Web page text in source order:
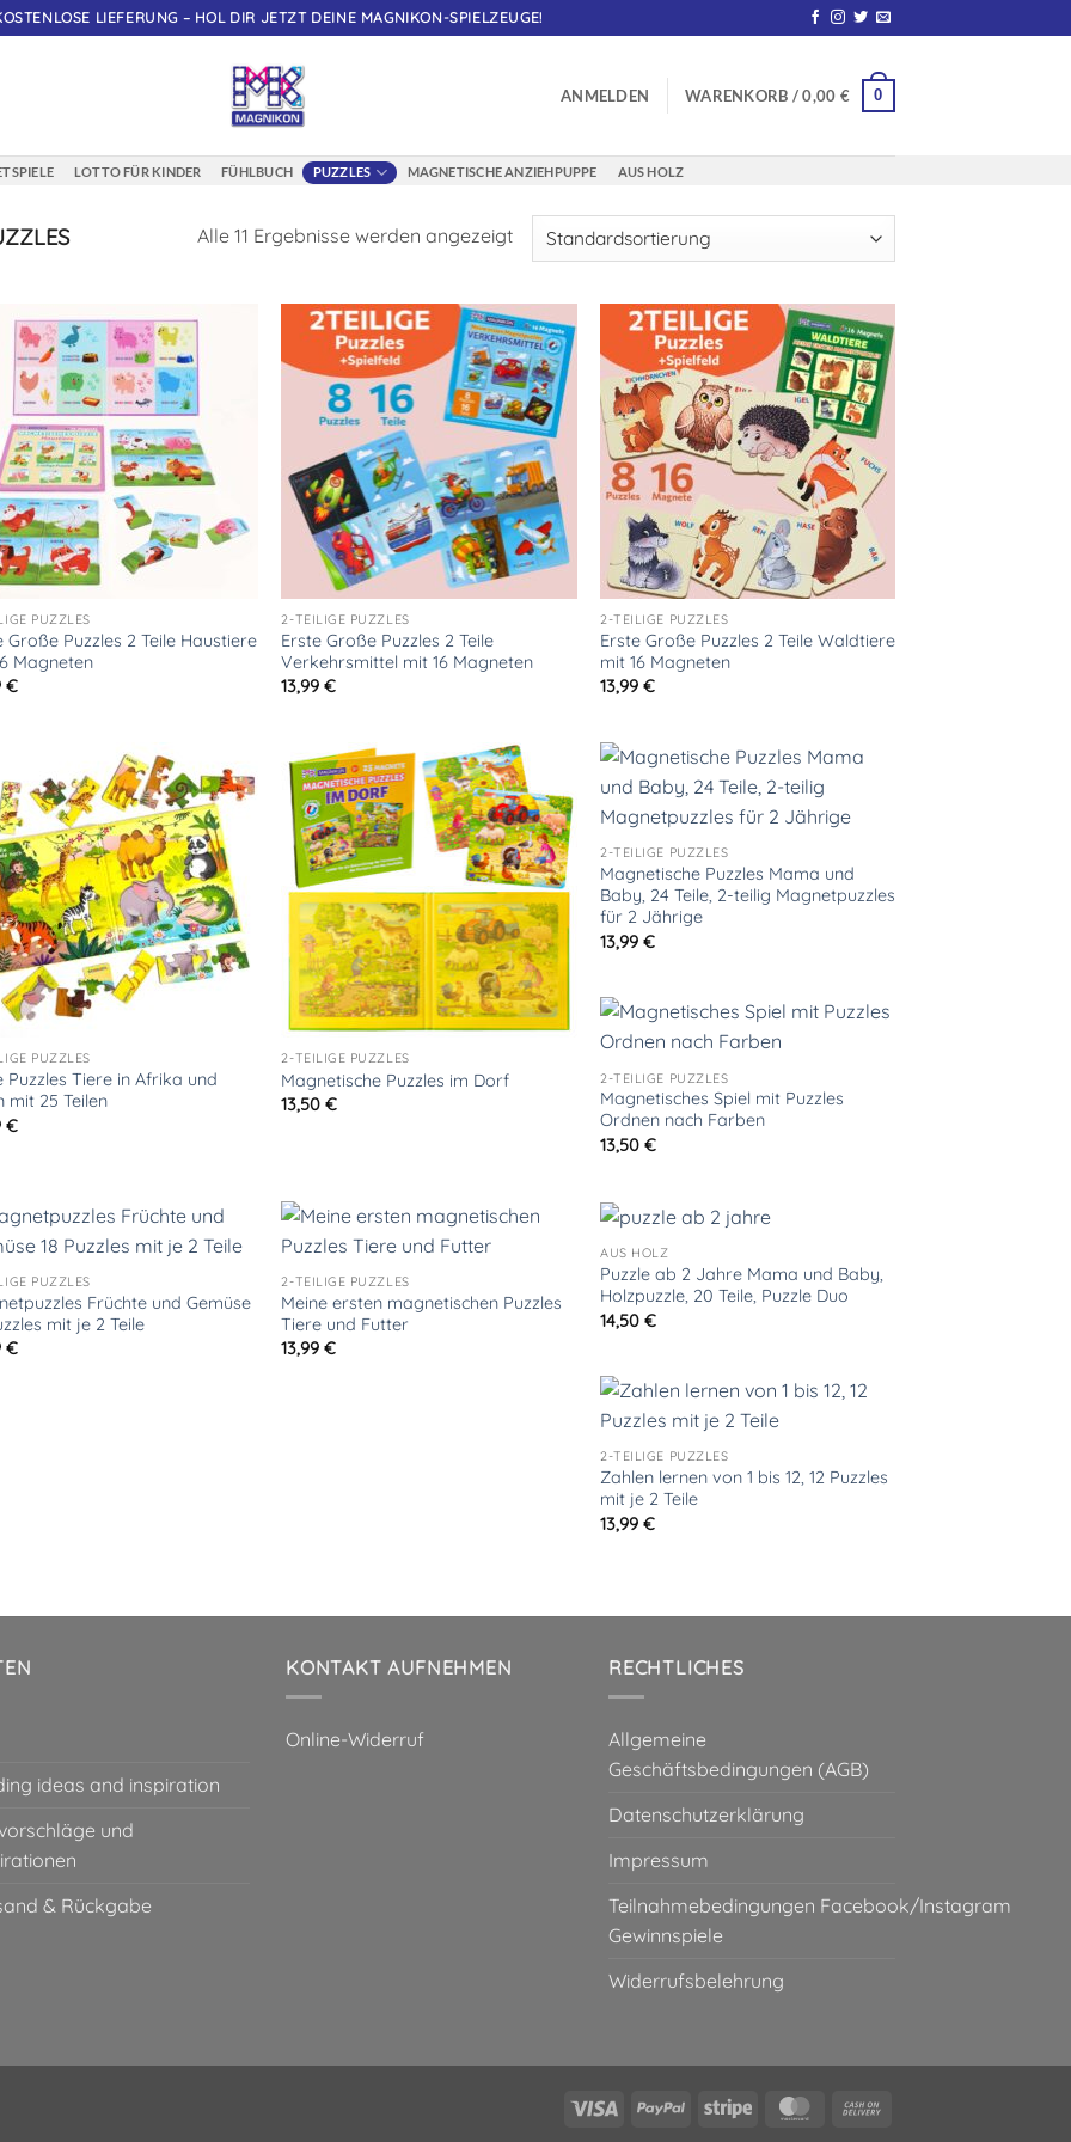
LIEFERUNG – HOL DIR JETZT DEINE MAGNIKON-SPIELZEUGE!
ANMELDEN WARENKORB /0,00 € 0
LOTTO FÜR KINDER FÜHLBUCH PUZZLES MAGNETISCHE ANZIEHPUPPE AUS HOLZ
Alle 11 Ergebnisse werden angezeigt
PUZZLES
Große Puzzles 2 Teile Haustiere
Magneten
€
2-TEILIGE PUZZLES
Erste Große Puzzles 2 Teile
Verkehrsmittel mit 16 Magneten
13,99€
2-TEILIGE PUZZLES
Erste Große Puzzles 2 Teile Waldtiere
mit 16 Magneten
13,99€
PUZZLES
Puzzles Tiere in Afrika und
mit 25 Teilen
€
2-TEILIGE PUZZLES
Magnetische Puzzles im Dorf
13,50€
2-TEILIGE PUZZLES
Magnetische Puzzles Mama und
Baby, 24 Teile, 2-teilig Magnetpuzzles
für 2 Jährige
13,99€
2-TEILIGE PUZZLES
Magnetisches Spiel mit Puzzles
Ordnen nach Farben
13,50€
PUZZLES
Früchte und Gemüse
mit je 2 Teile
€
2-TEILIGE PUZZLES
Meine ersten magnetischen Puzzles
Tiere und Futter
13,99€
AUS HOLZ
Puzzle ab 2 Jahre Mama und Baby,
Holzpuzzle, 20 Teile, Puzzle Duo
14,50€
2-TEILIGE PUZZLES
Zahlen lernen von 1 bis 12, 12 Puzzles
mit je 2 Teile
13,99€
ideas and inspiration
und
& Rückgabe
KONTAKT AUFNEHMEN
Online-Widerruf
RECHTLICHES
Allgemeine
Geschäftsbedingungen (AGB)
Datenschutzerklärung
Impressum
Teilnahmebedingungen Facebook/Instagram
Gewinnspiele
Widerrufsbelehrung
Visa PayPal Stripe MasterCard